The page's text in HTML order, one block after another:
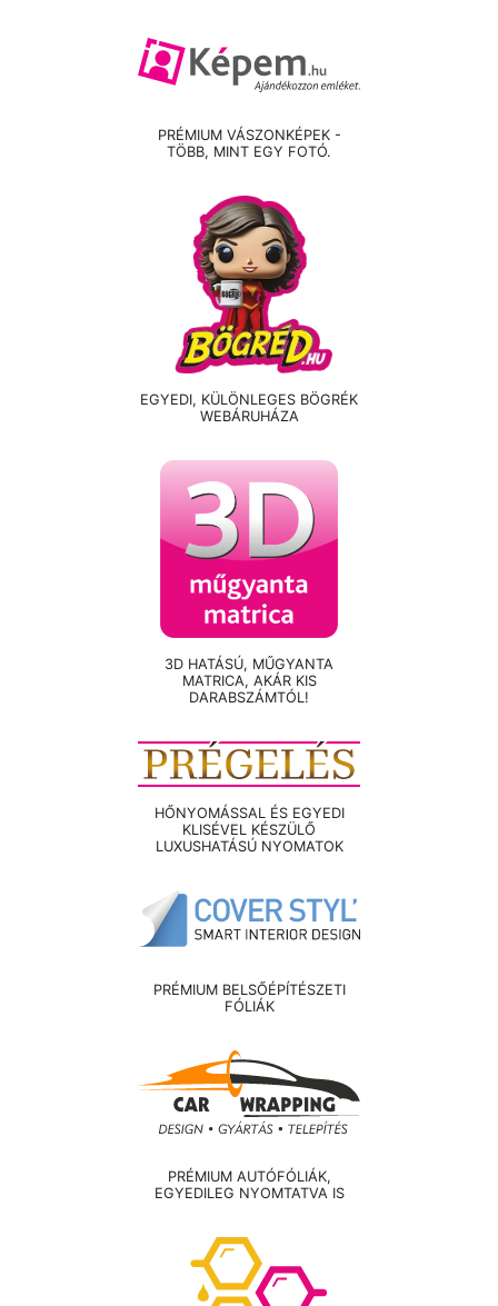
PRÉMIUM VÁSZONKÉPEK -
TÖBB, MINT EGY FOTÓ.
EGYEDI, KÜLÖNLEGES BÖGRÉK
WEBÁRUHÁZA
3D HATÁSÚ, MŰGYANTA
MATRICA, AKÁR KIS
DARABSZÁMTÓL!
HŐNYOMÁSSAL ÉS EGYEDI
KLISÉVEL KÉSZÜLŐ
LUXUSHATÁSÚ NYOMATOK
PRÉMIUM BELSŐÉPÍTÉSZETI
FÓLIÁK
PRÉMIUM AUTÓFÓLIÁK,
EGYEDILEG NYOMTATVA IS